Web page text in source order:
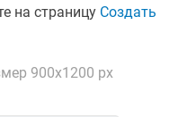
на страницу Создать
900х1200 px